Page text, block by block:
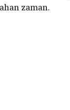
zaman.